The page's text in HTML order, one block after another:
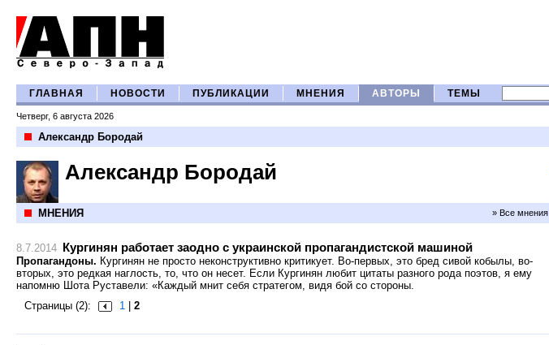
ГЛАВНАЯ НОВОСТИ ПУБЛИКАЦИИ МНЕНИЯ АВТОРЫ ТЕМЫ
Четверг, 6 августа 2026
Александр Бородай
Александр Бородай
МНЕНИЯ » Все мнения
8.7.2014 Кургинян работает заодно с украинской пропагандистской машиной
Пропагандоны. Кургинян не просто неконструктивно критикует. Во-первых, это бред сивой кобылы, во-
вторых, это редкая наглость, то, что он несет. Если Кургинян любит цитаты разного рода поэтов, я ему
напомню Шота Руставели: «Каждый мнит себя стратегом, видя бой со стороны.
Страницы (2):
1 2